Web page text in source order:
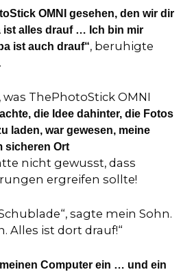
OMNI gesehen, den wir dir
ist alles drauf … Ich bin mir
ist auch drauf“, beruhigte
ThePhotoStick OMNI
die Idee dahinter, die Fotos
laden, war gewesen, meine
sicheren Ort
nicht gewusst, dass
ergreifen sollte!
sagte mein Sohn.
Alles ist dort drauf!“
Computer ein … und ein